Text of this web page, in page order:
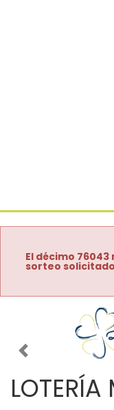
El décimo
sorteo solicitado
Imagen anterior